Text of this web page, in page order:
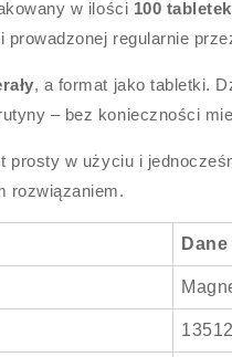
w ilości 100 tabletek
regularnie
, a format jako tabletki.
– bez konieczności
w użyciu i
rozwiązaniem.
Dane